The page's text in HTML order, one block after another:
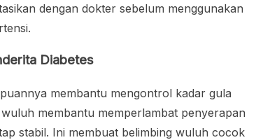
dengan dokter sebelum menggunakan
Diabetes
membantu mengontrol kadar gula
membantu memperlambat penyerapan
stabil. Ini membuat belimbing wuluh cocok